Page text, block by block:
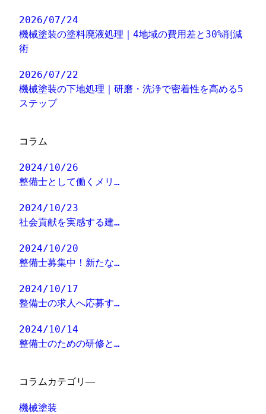
2026/07/24
機械塗装の塗料廃液処理｜4地域の費用差と30%削減
術
2026/07/22
機械塗装の下地処理｜研磨・洗浄で密着性を高める5
ステップ
コラム
2024/10/26
整備士として働くメリ…
2024/10/23
社会貢献を実感する建…
2024/10/20
整備士募集中！新たな…
2024/10/17
整備士の求人へ応募す…
2024/10/14
整備士のための研修と…
コラムカテゴリ―
機械塗装